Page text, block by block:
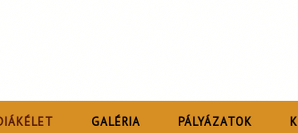
GALÉRIA PÁLYÁZATOK